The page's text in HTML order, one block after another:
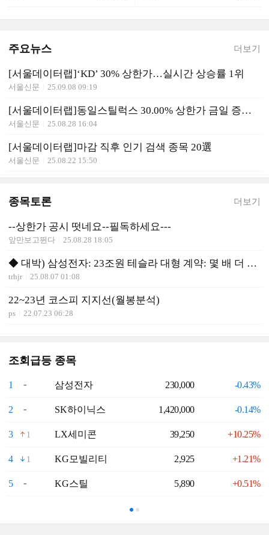
주요뉴스 더보기
[서울데이터랩]‘KD’ 30% 상한가…실시간 상승률 1위
서울신문 25.09.08 09:19
[서울데이터랩]동일스틸럭스 30.00% 상한가 금일 증시 상승률 1위로 마감
서울신문 25.08.28 16:04
[서울데이터랩]마감 직후 인기 검색 종목 20選
서울신문 25.08.22 15:50
종목토론 더보기
--상한가 공시 떳네요--필독하세요---
앞만보고뛴다 25.08.28 18:05
◆ 대박) 삼성전자: 23조원 테슬라 대형 계약: 몇 배 더 있다함
trhjr 25.08.07 01:08
22~23년 코스피 지지선(월봉분석)
ps 22.07.23 06:28
조회급등 종목
1 삼성전자 230,000 -0.43%
2 SK하이닉스 1,420,000 -0.14%
3 1 LX세미콘 39,250 +10.25%
4 1 KG모빌리티 2,925 +1.21%
5 KG스틸 5,890 +0.51%